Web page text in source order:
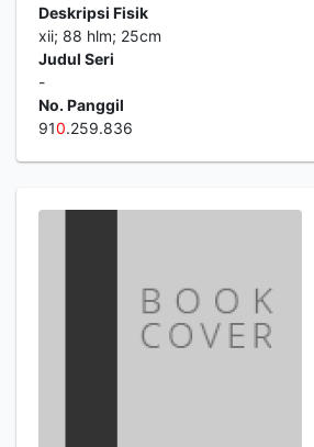
Deskripsi Fisik
xii; 88 hlm; 25cm
Judul Seri
-
No. Panggil
910.259.836